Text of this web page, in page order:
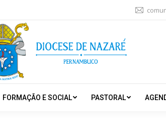
FORMAÇÃO E SOCIAL PASTORAL